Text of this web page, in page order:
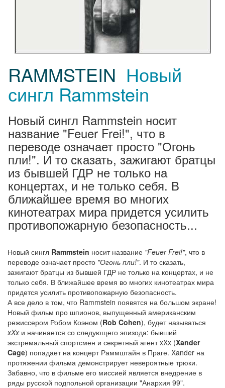
RAMMSTEIN Новый
сингл Rammstein
Новый сингл Rammstein носит
название "Feuer Frei!", что в
переводе означает просто "Огонь
пли!". И то сказать, зажигают братцы
из бывшей ГДР не только на
концертах, и не только себя. В
ближайшее время во многих
кинотеатрах мира придется усилить
противопожарную безопасность...
Новый сингл Rammstein носит название "Feuer Frei!", что в
переводе означает просто "Огонь пли!". И то сказать,
зажигают братцы из бывшей ГДР не только на концертах, и не
только себя. В ближайшее время во многих кинотеатрах мира
придется усилить противопожарную безопасность.
А все дело в том, что Rammstein появятся на большом экране!
Новый фильм про шпионов, выпущенный американским
режиссером Робом Коэном (Rob Cohen), будет называться
xXxи начинается со следующего эпизода: бывший
экстремальный спортсмен и секретный агент xXx (Xander
Cage) попадает на концерт Раммштайн в Праге. Xander на
протяжении фильма демонстрирует невероятные трюки.
Забавно, что в фильме его миссией является внедрение в
ряды русской подпольной организации "Анархия 99".